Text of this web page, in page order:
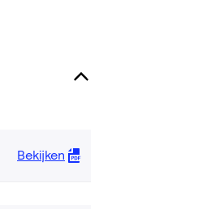
Bekijken